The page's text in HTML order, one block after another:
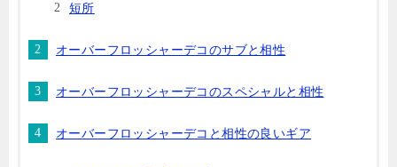
短所
オーバーフロッシャーデコのサブと相性
オーバーフロッシャーデコのスペシャルと相性
オーバーフロッシャーデコと相性の良いギア